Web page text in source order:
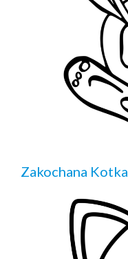
Zakochana Kotka